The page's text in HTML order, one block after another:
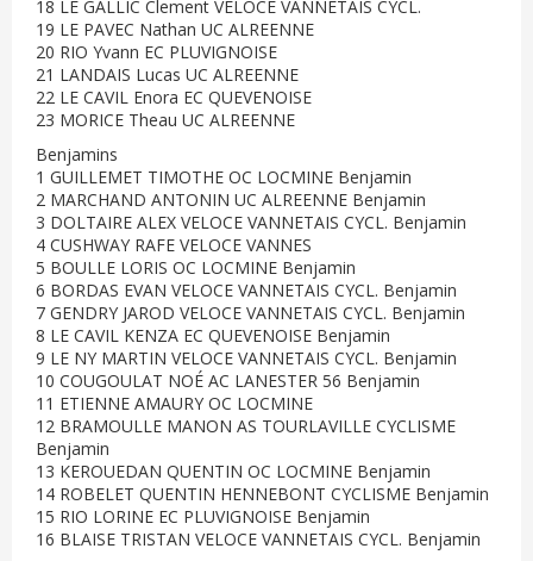
18 LE GALLIC Clement VELOCE VANNETAIS CYCL.
19 LE PAVEC Nathan UC ALREENNE
20 RIO Yvann EC PLUVIGNOISE
21 LANDAIS Lucas UC ALREENNE
22 LE CAVIL Enora EC QUEVENOISE
23 MORICE Theau UC ALREENNE
Benjamins
1 GUILLEMET TIMOTHE OC LOCMINE Benjamin
2 MARCHAND ANTONIN UC ALREENNE Benjamin
3 DOLTAIRE ALEX VELOCE VANNETAIS CYCL. Benjamin
4 CUSHWAY RAFE VELOCE VANNES
5 BOULLE LORIS OC LOCMINE Benjamin
6 BORDAS EVAN VELOCE VANNETAIS CYCL. Benjamin
7 GENDRY JAROD VELOCE VANNETAIS CYCL. Benjamin
8 LE CAVIL KENZA EC QUEVENOISE Benjamin
9 LE NY MARTIN VELOCE VANNETAIS CYCL. Benjamin
10 COUGOULAT NOÉ AC LANESTER 56 Benjamin
11 ETIENNE AMAURY OC LOCMINE
12 BRAMOULLE MANON AS TOURLAVILLE CYCLISME
Benjamin
13 KEROUEDAN QUENTIN OC LOCMINE Benjamin
14 ROBELET QUENTIN HENNEBONT CYCLISME Benjamin
15 RIO LORINE EC PLUVIGNOISE Benjamin
16 BLAISE TRISTAN VELOCE VANNETAIS CYCL. Benjamin